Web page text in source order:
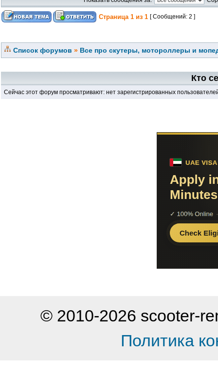
Страница 1 из 1 [ Сообщений: 2 ]
Список форумов » Все про скутеры, мотороллеры и
Кто
Сейчас этот форум просматривают: нет зарегистрированных
© 2010-2026 scooter-
Политика